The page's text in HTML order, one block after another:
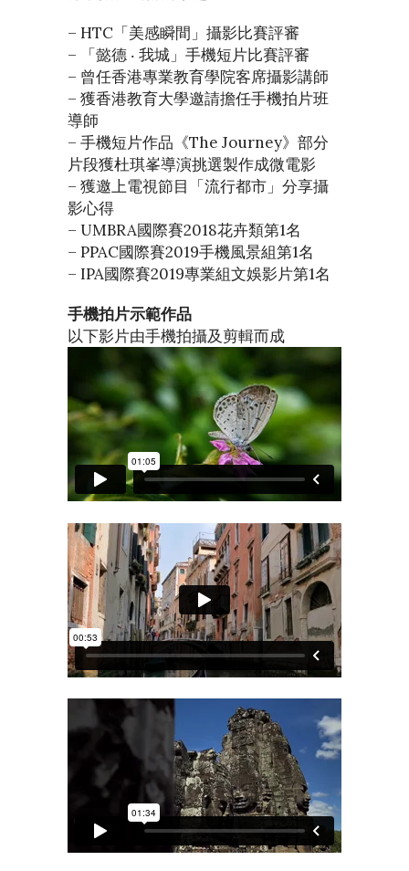
– HTC「美感瞬間」攝影比賽評審
– 「懿德 ‧ 我城」手機短片比賽評審
– 曾任香港專業教育學院客席攝影講師
– 獲香港教育大學邀請擔任手機拍片班
導師
– 手機短片作品《The Journey》部分
片段獲杜琪峯導演挑選製作成微電影
– 獲邀上電視節目「流行都市」分享攝
影心得
– UMBRA國際賽2018花卉類第1名
– PPAC國際賽2019手機風景組第1名
– IPA國際賽2019專業組文娛影片第1名
手機拍片示範作品
以下影片由手機拍攝及剪輯而成